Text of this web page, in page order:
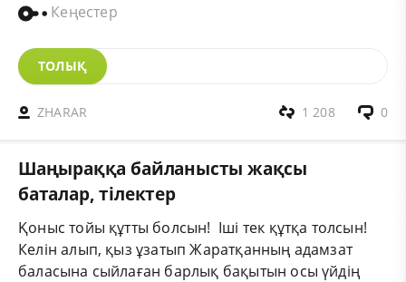
Кеңестер
ТОЛЫҚ
ZHARAR 0
1 208
Шаңыраққа байланысты жақсы
баталар, тілектер
Қоныс тойы құтты болсын! Іші тек құтқа толсын!
Келін алып, қыз ұзатып Жаратқанның адамзат
баласына сыйлаған барлық бақытын осы үйдің